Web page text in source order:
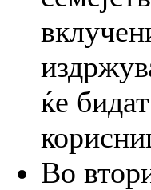
ќе
Во